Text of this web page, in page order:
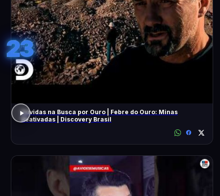
23
Dúvidas na Busca por Ouro | Febre do Ouro: Minas
Reativadas | Discovery Brasil